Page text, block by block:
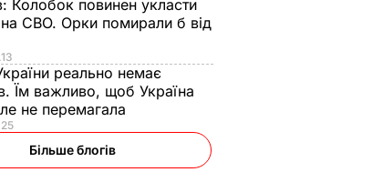
Колобок повинен укласти
на СВО. Орки помирали б від
реально немає
Їм важливо, щоб Україна
не перемагала
Більше блогів